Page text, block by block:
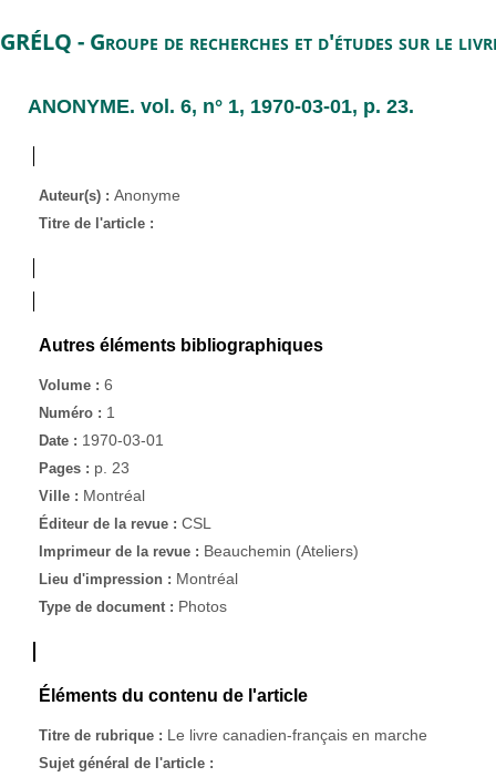
GRÉLQ - Groupe de recherches et d'études sur le
ANONYME. vol. 6, n° 1, 1970-03-01, p. 23.
Auteur(s) : Anonyme
Titre de l'article :
Autres éléments bibliographiques
Volume : 6
Numéro : 1
Date : 1970-03-01
Pages : p. 23
Ville : Montréal
Éditeur de la revue : CSL
Imprimeur de la revue : Beauchemin (Ateliers)
Lieu d'impression : Montréal
Type de document : Photos
Éléments du contenu de l'article
Titre de rubrique : Le livre canadien-français en marche
Sujet général de l'article :